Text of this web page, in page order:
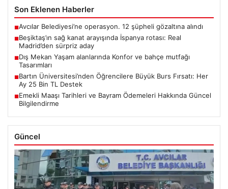
Son Eklenen Haberler
■Avcılar Belediyesi’ne operasyon. 12 şüpheli gözaltına alındı
■Beşiktaş’ın sağ kanat arayışında İspanya rotası: Real
Madrid’den sürpriz aday
■Dış Mekan Yaşam alanlarında Konfor ve bahçe mutfağı
Tasarımları
■Bartın Üniversitesi’nden Öğrencilere Büyük Burs Fırsatı: Her
Ay 25 Bin TL Destek
■Emekli Maaşı Tarihleri ve Bayram Ödemeleri Hakkında Güncel
Bilgilendirme
Güncel